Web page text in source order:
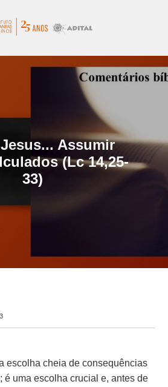
Assumir
(Lc 14,25-
33)
escolha cheia de consequências
é uma escolha crucial e, antes de